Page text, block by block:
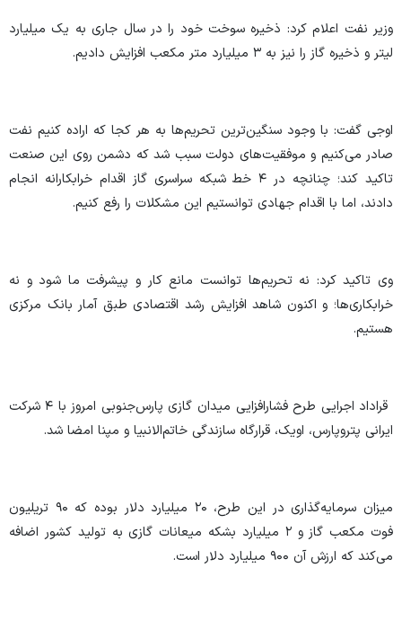
وزیر نفت اعلام کرد: ذخیره سوخت خود را در سال جاری به یک میلیارد
لیتر و ذخیره گاز را نیز به ۳ میلیارد متر مکعب افزایش دادیم.
اوجی گفت: با وجود سنگین‌ترین تحریم‌ها به هر کجا که اراده کنیم نفت
صادر می‌کنیم و موفقیت‌های دولت سبب شد که دشمن روی این صنعت
تاکید کند؛ چنانچه در ۴ خط شبکه سراسری گاز اقدام خرابکارانه انجام
دادند، اما با اقدام جهادی توانستیم این مشکلات را رفع کنیم.
وی تاکید کرد: نه تحریم‌ها توانست مانع کار و پیشرفت ما شود و نه
خرابکاری‌ها؛ و اکنون شاهد افزایش رشد اقتصادی طبق آمار بانک مرکزی
هستیم.
قراداد اجرایی طرح فشارافزایی میدان گازی پارس‌جنوبی امروز با ۴ شرکت
ایرانی پتروپارس، اویک، قرارگاه سازندگی خاتم‌الانبیا و مپنا امضا شد.
میزان سرمایه‌گذاری در این طرح، ۲۰ میلیارد دلار بوده که ۹۰ تریلیون
فوت مکعب گاز و ۲ میلیارد بشکه میعانات گازی به تولید کشور اضافه
می‌کند که ارزش آن ۹۰۰ میلیارد دلار است.